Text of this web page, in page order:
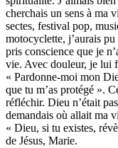
cherchais un sens à ma
sectes, festival pop,
motocyclette, j’aurais
pris conscience que je
vie. Avec douleur, je lui
« Pardonne-moi mon
que tu m’as protégé ».
réfléchir. Dieu n’était
demandais où allait ma
« Dieu, si tu existes,
de Jésus, Marie.